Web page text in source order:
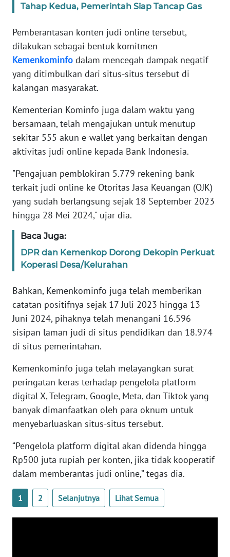
Tahap Kedua, Pemerintah Siap Tancap Gas
Pemberantasan konten judi online tersebut,
dilakukan sebagai bentuk komitmen
Kemenkominfo dalam mencegah dampak negatif
yang ditimbulkan dari situs-situs tersebut di
kalangan masyarakat.
Kementerian Kominfo juga dalam waktu yang
bersamaan, telah mengajukan untuk menutup
sekitar 555 akun e-wallet yang berkaitan dengan
aktivitas judi online kepada Bank Indonesia.
"Pengajuan pemblokiran 5.779 rekening bank
terkait judi online ke Otoritas Jasa Keuangan (OJK)
yang sudah berlangsung sejak 18 September 2023
hingga 28 Mei 2024," ujar dia.
Baca Juga:
DPR dan Kemenkop Dorong Dekopin Perkuat
Koperasi Desa/Kelurahan
Bahkan, Kemenkominfo juga telah memberikan
catatan positifnya sejak 17 Juli 2023 hingga 13
Juni 2024, pihaknya telah menangani 16.596
sisipan laman judi di situs pendidikan dan 18.974
di situs pemerintahan.
Kemenkominfo juga telah melayangkan surat
peringatan keras terhadap pengelola platform
digital X, Telegram, Google, Meta, dan Tiktok yang
banyak dimanfaatkan oleh para oknum untuk
menyebarluaskan situs-situs tersebut.
“Pengelola platform digital akan didenda hingga
Rp500 juta rupiah per konten, jika tidak kooperatif
dalam memberantas judi online,” tegas dia.
1 2 Selanjutnya Lihat Semua
TENTANG
PEDOMAN
MEDIA
SIBER
REDAKSI
KARIR
DISCLAIMER
Wahana
News
WN
SUMUT
JAKARTA
WN
JABAR
WN
BANTEN
WN
NTT
WN
KEPRI
WN
PAPUA
WN
PAPUA
BARAT